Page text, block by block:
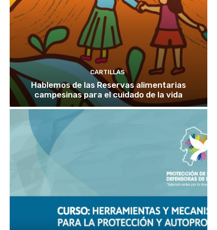
CARTILLAS
Hablemos de las Reservas alimentarias
campesinas para el cuidado de la vida